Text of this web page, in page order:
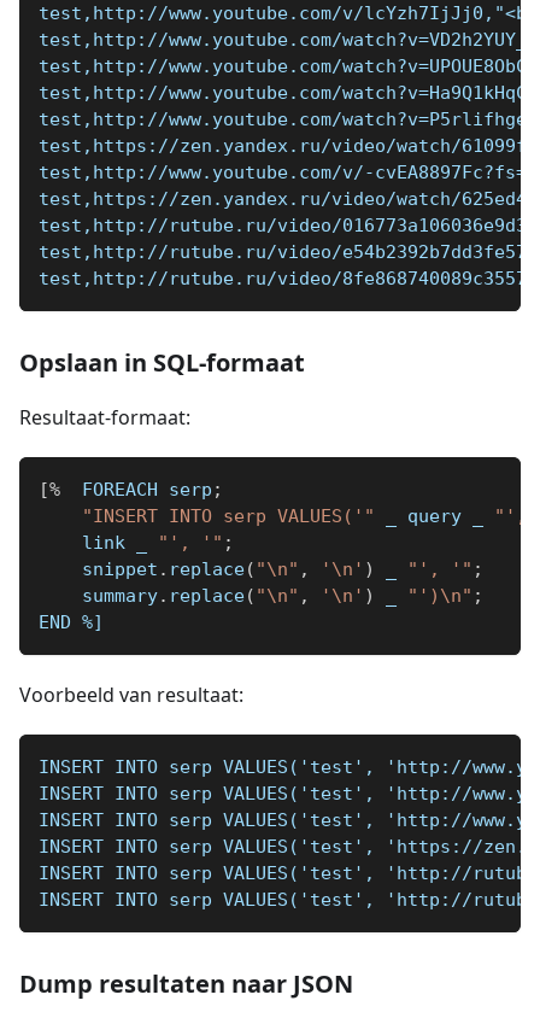
test,http://www.youtube.com/v/
test,http://www.youtube.com/
test,http://www.youtube.com/
test,http://www.youtube.com/
test,http://www.youtube.com/
test,https://zen.yandex.ru/video/watch/
test,http://www.youtube.com/v/-
test,https://zen.yandex.ru/video/watch/
test,http://rutube.ru/video/
test,http://rutube.ru/video/
test,http://rutube.ru/video/
Opslaan in SQL-formaat
Resultaat-formaat:
[%
  FOREACH serp
;
"INSERT INTO serp VALUES('"
query
"',
    link
"', '" ;
    snippet
. replace( "\n" , '\n' ) "', '" ;
    summary
. replace( "\n" , '\n' ) "')\n" ;
END %]
Voorbeeld van resultaat:
INSERT INTO serp VALUES('test', 'http://
INSERT INTO serp VALUES('test', 'http://
INSERT INTO serp VALUES('test', 'http://
INSERT INTO serp VALUES('test', 'https://
INSERT INTO serp VALUES('test', 'http://
INSERT INTO serp VALUES('test', 'http://
Dump resultaten naar JSON